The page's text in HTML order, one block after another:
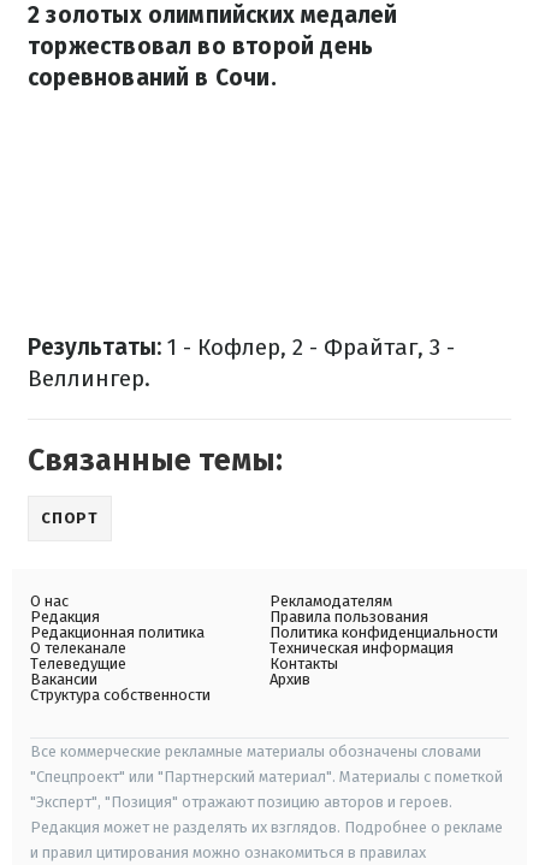
2 золотых олимпийских медалей
торжествовал во второй день
соревнований в Сочи.
Результаты: 1 - Кофлер, 2 - Фрайтаг, 3 -
Веллингер.
Связанные темы:
СПОРТ
О нас
Редакция
Редакционная политика
О телеканале
Телеведущие
Вакансии
Структура собственности
Рекламодателям
Правила пользования
Политика конфиденциальности
Техническая информация
Контакты
Архив
Все коммерческие рекламные материалы обозначены словами
"Спецпроект" или "Партнерский материал". Материалы с пометкой
"Эксперт", "Позиция" отражают позицию авторов и героев.
Редакция может не разделять их взглядов. Подробнее о рекламе
и правил цитирования можно ознакомиться в правилах